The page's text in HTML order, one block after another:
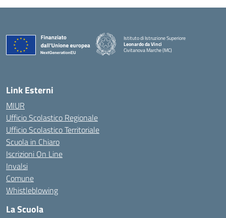
Istituto di Istruzione Superiore
Leonardo da Vinci
Civitanova Marche (MC)
Link Esterni
MIUR
Ufficio Scolastico Regionale
Ufficio Scolastico Territoriale
Scuola in Chiaro
Iscrizioni On Line
Invalsi
Comune
Whistleblowing
La Scuola